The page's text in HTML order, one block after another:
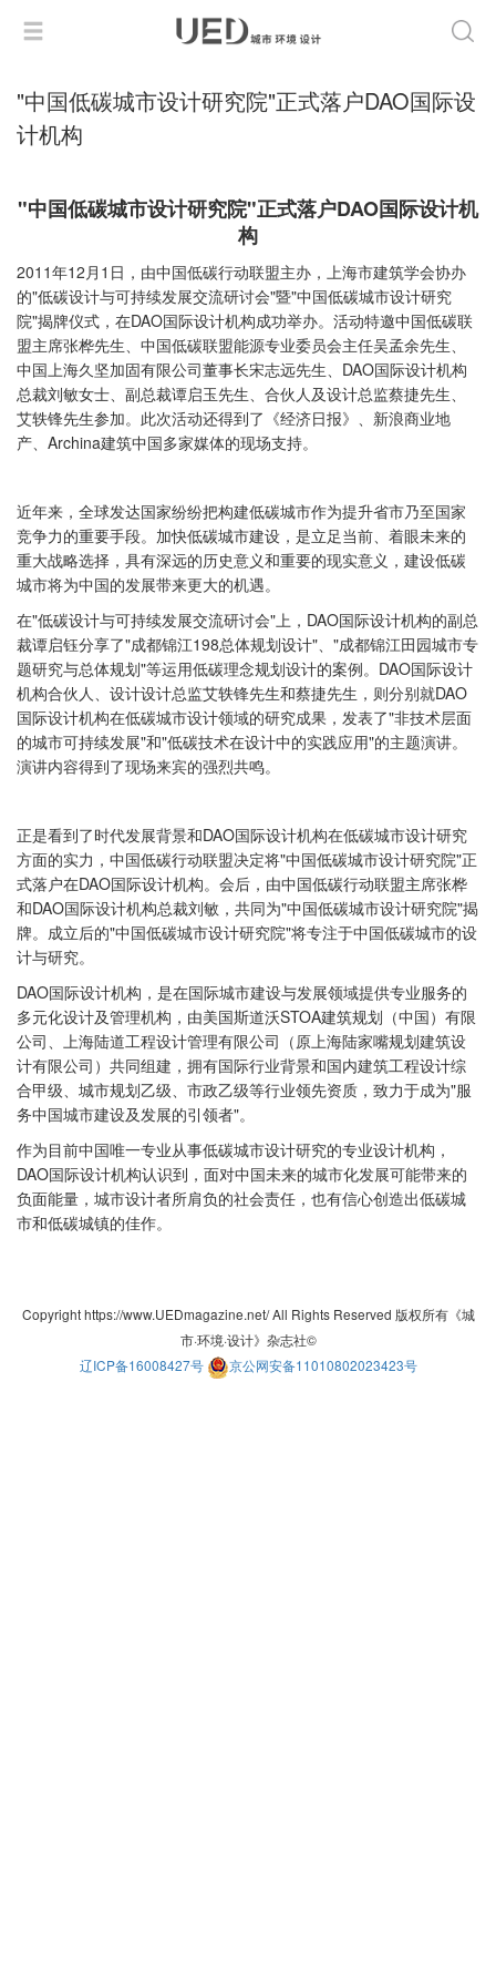
"中国低碳城市设计研究院"正式落户DAO国际设
计机构
"中国低碳城市设计研究院"正式落户DAO国际设计机
构
2011年12月1日，由中国低碳行动联盟主办，上海市建筑学会协办
的"低碳设计与可持续发展交流研讨会"暨"中国低碳城市设计研究
院"揭牌仪式，在DAO国际设计机构成功举办。活动特邀中国低碳联
盟主席张桦先生、中国低碳联盟能源专业委员会主任吴孟余先生、
中国上海久坚加固有限公司董事长宋志远先生、DAO国际设计机构
总裁刘敏女士、副总裁谭启玉先生、合伙人及设计总监蔡捷先生、
艾轶锋先生参加。此次活动还得到了《经济日报》、新浪商业地
产、Archina建筑中国多家媒体的现场支持。
近年来，全球发达国家纷纷把构建低碳城市作为提升省市乃至国家
竞争力的重要手段。加快低碳城市建设，是立足当前、着眼未来的
重大战略选择，具有深远的历史意义和重要的现实意义，建设低碳
城市将为中国的发展带来更大的机遇。
在"低碳设计与可持续发展交流研讨会"上，DAO国际设计机构的副总
裁谭启钰分享了"成都锦江198总体规划设计"、"成都锦江田园城市专
题研究与总体规划"等运用低碳理念规划设计的案例。DAO国际设计
机构合伙人、设计设计总监艾轶锋先生和蔡捷先生，则分别就DAO
国际设计机构在低碳城市设计领域的研究成果，发表了"非技术层面
的城市可持续发展"和"低碳技术在设计中的实践应用"的主题演讲。
演讲内容得到了现场来宾的强烈共鸣。
正是看到了时代发展背景和DAO国际设计机构在低碳城市设计研究
方面的实力，中国低碳行动联盟决定将"中国低碳城市设计研究院"正
式落户在DAO国际设计机构。会后，由中国低碳行动联盟主席张桦
和DAO国际设计机构总裁刘敏，共同为"中国低碳城市设计研究院"揭
牌。成立后的"中国低碳城市设计研究院"将专注于中国低碳城市的设
计与研究。
DAO国际设计机构，是在国际城市建设与发展领域提供专业服务的
多元化设计及管理机构，由美国斯道沃STOA建筑规划（中国）有限
公司、上海陆道工程设计管理有限公司（原上海陆家嘴规划建筑设
计有限公司）共同组建，拥有国际行业背景和国内建筑工程设计综
合甲级、城市规划乙级、市政乙级等行业领先资质，致力于成为"服
务中国城市建设及发展的引领者"。
作为目前中国唯一专业从事低碳城市设计研究的专业设计机构，
DAO国际设计机构认识到，面对中国未来的城市化发展可能带来的
负面能量，城市设计者所肩负的社会责任，也有信心创造出低碳城
市和低碳城镇的佳作。
Copyright https://www.UEDmagazine.net/ All Rights Reserved 版权所有《城
市·环境·设计》杂志社©
辽ICP备16008427号
京公网安备11010802023423号